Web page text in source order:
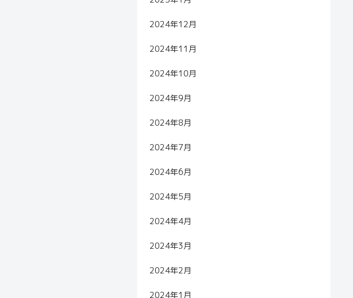
2024年12月
2024年11月
2024年10月
2024年9月
2024年8月
2024年7月
2024年6月
2024年5月
2024年4月
2024年3月
2024年2月
2024年1月